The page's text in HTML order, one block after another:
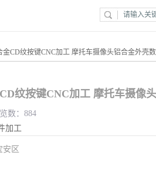
金CD纹按键CNC加工 摩托车摄像头铝合金外壳
数：884
加工
安区